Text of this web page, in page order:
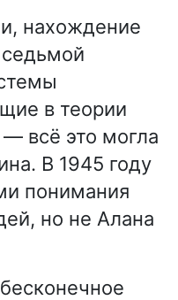
нахождение
в теории
всё это могла
В 1945 году
понимания
но не Алана